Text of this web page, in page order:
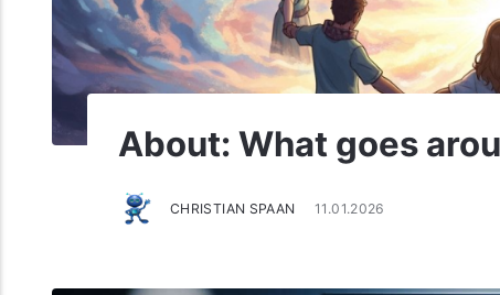
About: What goes
CHRISTIAN SPAAN 11.01.2026